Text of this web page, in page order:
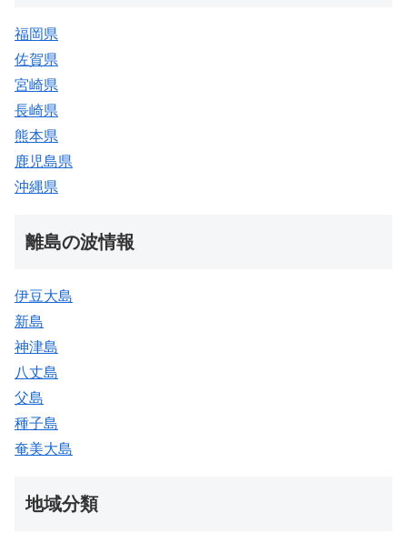
福岡県
佐賀県
宮崎県
長崎県
熊本県
鹿児島県
沖縄県
離島の波情報
伊豆大島
新島
神津島
八丈島
父島
種子島
奄美大島
地域分類